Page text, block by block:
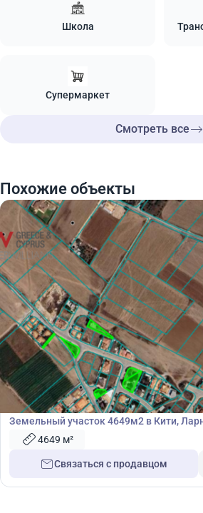
Школа
Супермаркет
Смотреть все
Похожие объекты
€ 288 000
Земельный участок
Земельный участок 4649м2 в Кити,
№ 401564649 м²
Связаться с продавцом